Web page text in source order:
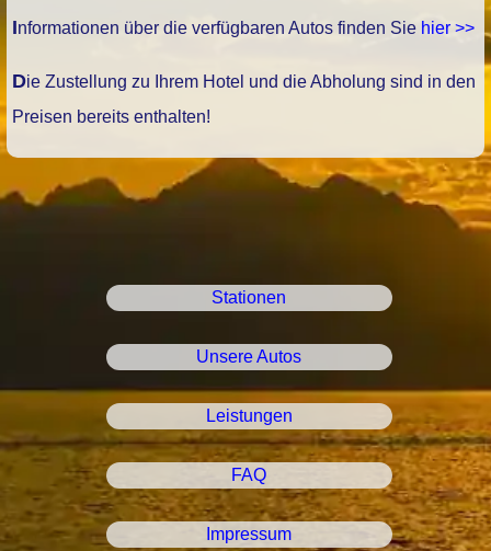
Informationen über die verfügbaren Autos finden Sie hier >>
Die Zustellung zu Ihrem Hotel und die Abholung sind in den
Preisen bereits enthalten!
Stationen
Unsere Autos
Leistungen
FAQ
Impressum